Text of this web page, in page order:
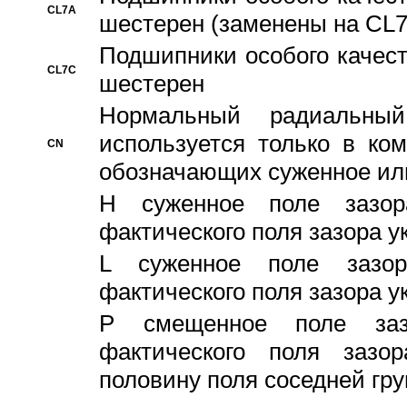
CL7A
шестерен (заменены на
CL7C
Подшипники особого
шестерен
CN
Hормальный
используется только в
обозначающих суженное
H суженное поле
фактического поля зазора
L суженное поле
фактического поля зазора
P смещенное поле
фактического поля
половину поля соседней